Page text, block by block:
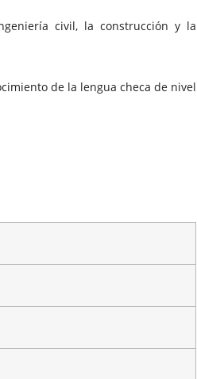
civil, la construcción y la
de la lengua checa de nivel